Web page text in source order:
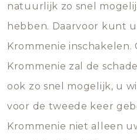
natuurlijk zo snel
hebben. Daarvoor kunt
Krommenie
Krommenie zal de
ook zo snel mogelijk, u
voor de tweede keer
Krommenie niet alleen